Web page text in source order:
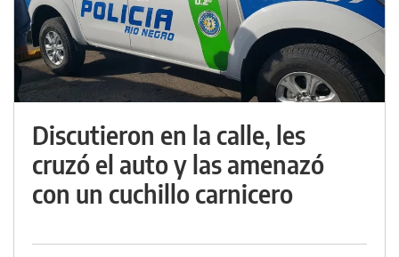
Discutieron en la calle, les
cruzó el auto y las amenazó
con un cuchillo carnicero